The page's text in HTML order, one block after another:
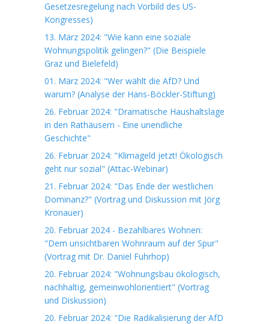
Gesetzesregelung nach Vorbild des US-
Kongresses)
13. März 2024: "Wie kann eine soziale
Wohnungspolitik gelingen?" (Die Beispiele
Graz und Bielefeld)
01. März 2024: "Wer wählt die AfD? Und
warum? (Analyse der Hans-Böckler-Stiftung)
26. Februar 2024: "Dramatische Haushaltslage
in den Rathäusern - Eine unendliche
Geschichte"
26. Februar 2024: "Klimageld jetzt! Ökologisch
geht nur sozial" (Attac-Webinar)
21. Februar 2024: "Das Ende der westlichen
Dominanz?" (Vortrag und Diskussion mit Jörg
Kronauer)
20. Februar 2024 - Bezahlbares Wohnen:
"Dem unsichtbaren Wohnraum auf der Spur"
(Vortrag mit Dr. Daniel Fuhrhop)
20. Februar 2024: "Wohnungsbau ökologisch,
nachhaltig, gemeinwohlorientiert" (Vortrag
und Diskussion)
20. Februar 2024: "Die Radikalisierung der AfD